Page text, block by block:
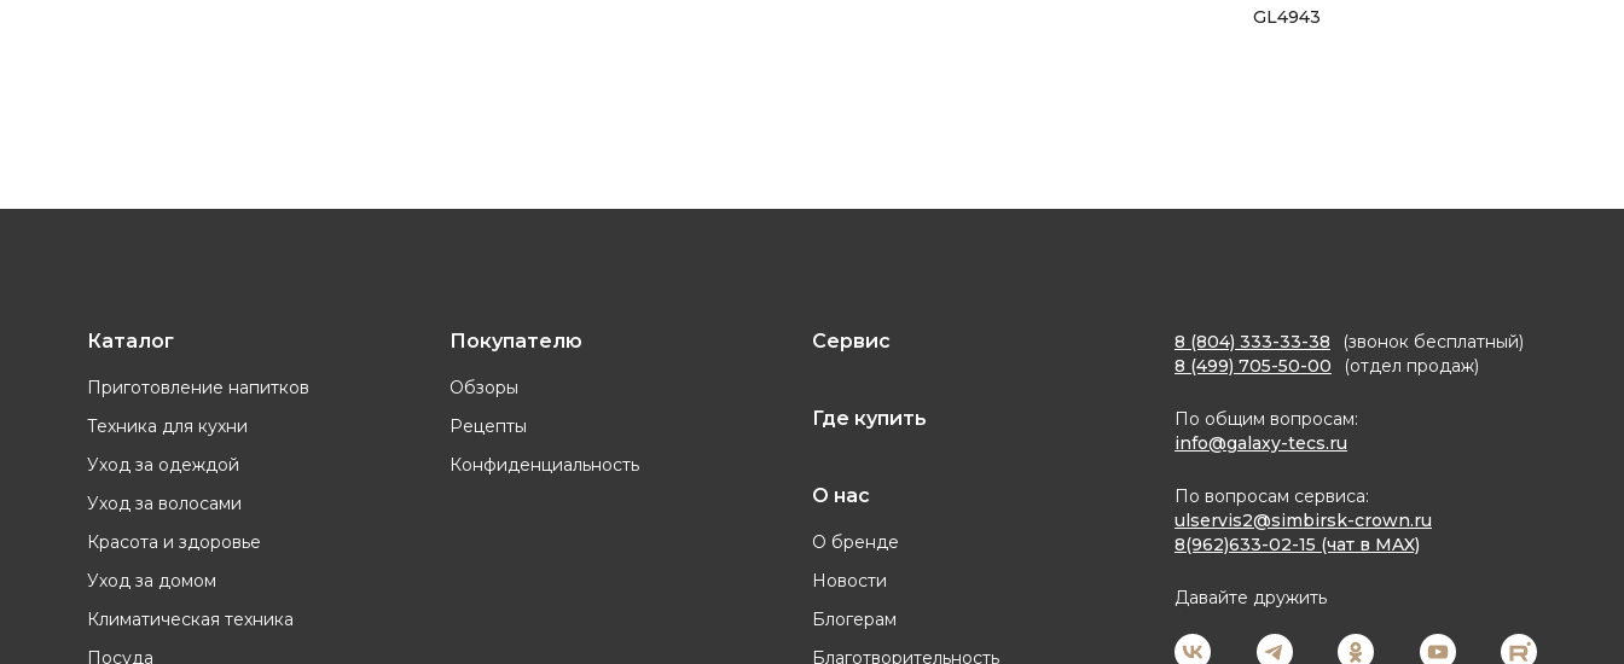
GL4943
Каталог
Приготовление напитков
Техника для кухни
Уход за одеждой
Уход за волосами
Красота и здоровье
Уход за домом
Климатическая техника
Посуда
Покупателю
Обзоры
Рецепты
Конфиденциальность
Сервис
Где купить
О нас
О бренде
Новости
Блогерам
Благотворительность
8 (804) 333-33-38
(звонок бесплатный)
8 (499) 705-50-00
(отдел продаж)
По общим вопросам:
info@galaxy-tecs.ru
По вопросам сервиса:
ulservis2@simbirsk-crown.ru
8(962)633-02-15 (чат в MAX)
Давайте дружить